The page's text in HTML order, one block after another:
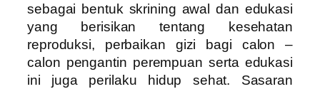
sebagai bentuk skrining awal dan edukasi
yang berisikan tentang kesehatan
reproduksi, perbaikan gizi bagi calon –
calon pengantin perempuan serta edukasi
ini juga perilaku hidup sehat. Sasaran